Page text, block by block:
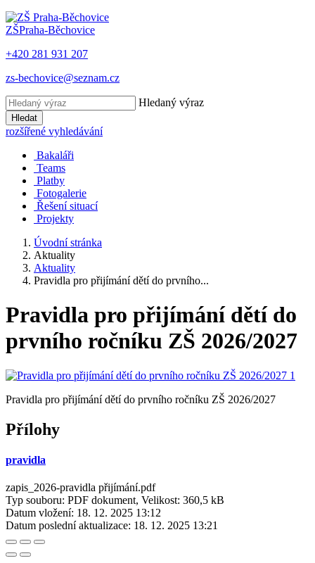
ZŠPraha-Běchovice
+420 281 931 207
zs-bechovice@seznam.cz
Hledaný výraz
Hledat
rozšířené vyhledávání
Bakaláři
Teams
Platby
Fotogalerie
Řešení situací
Projekty
Úvodní stránka
Aktuality
Aktuality
Pravidla pro přijímání dětí do prvního...
Pravidla pro přijímání dětí do
prvního ročníku ZŠ 2026/2027
Pravidla pro přijímání dětí do prvního ročníku ZŠ 2026/2027
Přílohy
pravidla
zapis_2026-pravidla přijímání.pdf
Typ souboru: PDF dokument, Velikost: 360,5 kB
Datum vložení: 18. 12. 2025 13:12
Datum poslední aktualizace: 18. 12. 2025 13:21